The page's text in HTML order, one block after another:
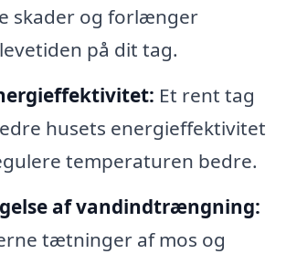
skader og forlænger
på dit tag.
Et rent tag
husets energieffektivitet
temperaturen bedre.
af vandindtrængning:
tætninger af mos og